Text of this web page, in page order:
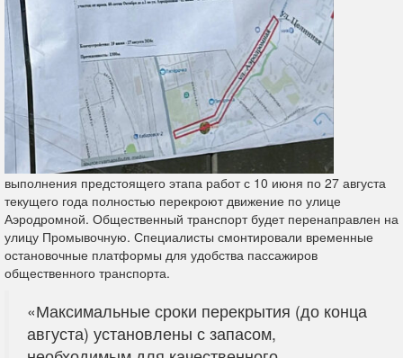
выполнения предстоящего этапа работ с 10 июня по 27 августа
текущего года полностью перекроют движение по улице
Аэродромной. Общественный транспорт будет перенаправлен на
улицу Промывочную. Специалисты смонтировали временные
остановочные платформы для удобства пассажиров
общественного транспорта.
«Максимальные сроки перекрытия (до конца
августа) установлены с запасом,